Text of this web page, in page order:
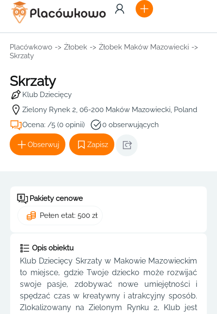
Placówkowo -> Żłobek -> Żłobek Maków Mazowiecki ->
Skrzaty
Skrzaty
Klub Dziecięcy
Zielony Rynek 2, 06-200 Maków Mazowiecki, Poland
Ocena: /5 (0 opinii)
0 obserwujących
Obserwuj Zapisz
Pakiety cenowe
Pełen etat: 500 zł
Opis obiektu
Klub Dziecięcy Skrzaty w Makowie Mazowieckim
to miejsce, gdzie Twoje dziecko może rozwijać
swoje pasje, zdobywać nowe umiejętności i
spędzać czas w kreatywny i atrakcyjny sposób.
Zlokalizowany na Zielonym Rynku 2, Klub jest